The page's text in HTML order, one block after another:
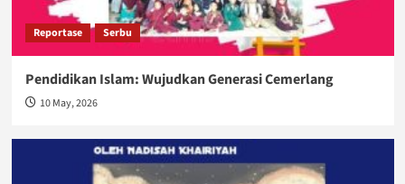
Reportase Serbu
Pendidikan Islam: Wujudkan Generasi Cemerlang
10 May, 2026